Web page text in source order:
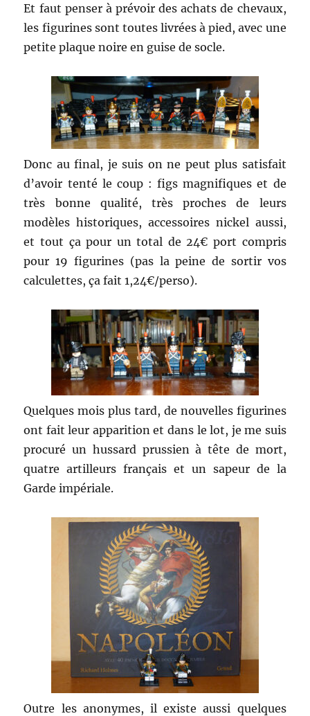
Et faut penser à prévoir des achats de chevaux,
les figurines sont toutes livrées à pied, avec une
petite plaque noire en guise de socle.
Donc au final, je suis on ne peut plus satisfait
d’avoir tenté le coup : figs magnifiques et de
très bonne qualité, très proches de leurs
modèles historiques, accessoires nickel aussi,
et tout ça pour un total de 24€ port compris
pour 19 figurines (pas la peine de sortir vos
calculettes, ça fait 1,24€/perso).
Quelques mois plus tard, de nouvelles figurines
ont fait leur apparition et dans le lot, je me suis
procuré un hussard prussien à tête de mort,
quatre artilleurs français et un sapeur de la
Garde impériale.
Outre les anonymes, il existe aussi quelques